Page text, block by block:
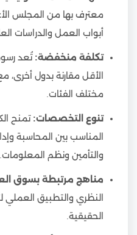
معترف بها من المجلس
أبواب العمل والدراسات
تكلفة منخفضة: تُعد
الأقل مقارنة بدول
مختلف الفئات.
تنوع التخصصات: تمنح
المناسب بين المحاسبة
والتأمين ونظم المعلومات.
مناهج مرتبطة بسوق
النظري والتطبيق العملي
الحقيقية.